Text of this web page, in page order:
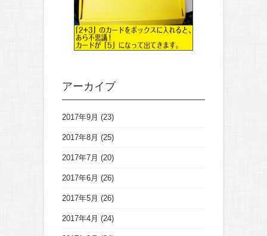
アーカイブ
2017年9月 (23)
2017年8月 (25)
2017年7月 (20)
2017年6月 (26)
2017年5月 (26)
2017年4月 (24)